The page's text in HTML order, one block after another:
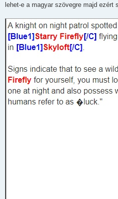
lehet-e a magyar szövegre majd ezért